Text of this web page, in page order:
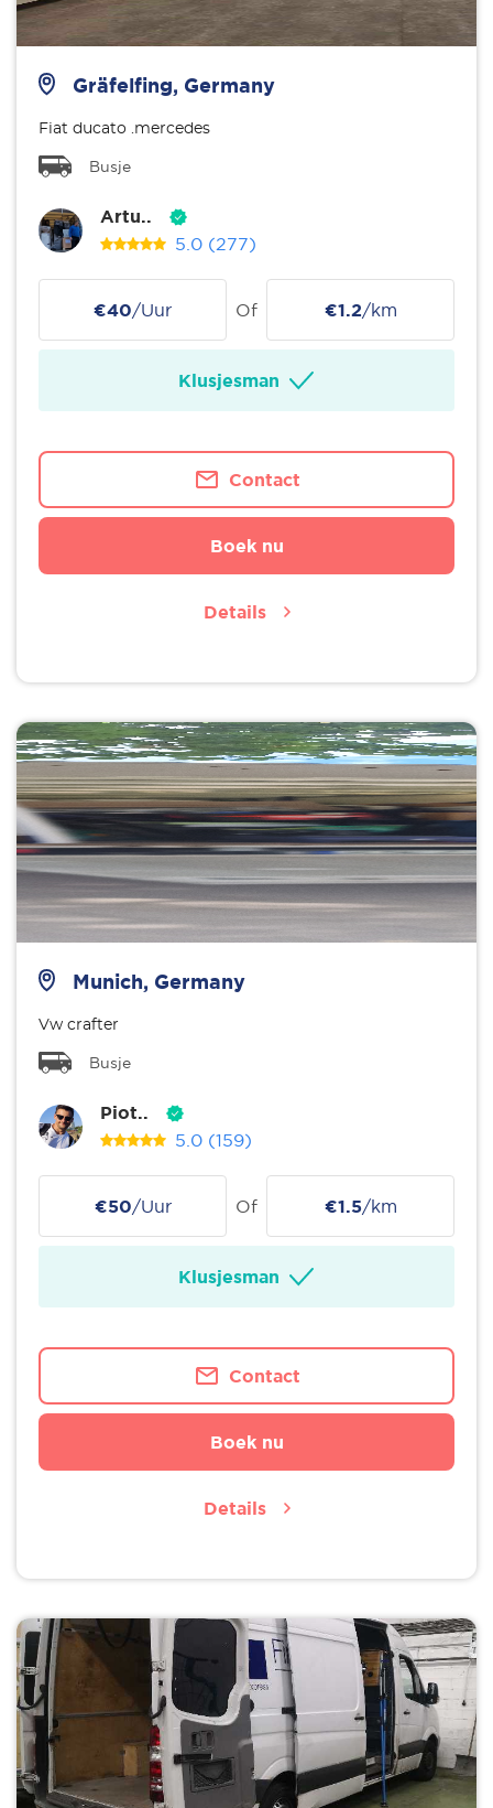
Gräfelfing, Germany
Fiat ducato .mercedes
Busje
Artu..
5.0 (277)
€40/Uur Of €1.2/km
Klusjesman
Contact
Boek nu
Details
Munich, Germany
Vw crafter
Busje
Piot..
5.0 (159)
€50/Uur Of €1.5/km
Klusjesman
Contact
Boek nu
Details